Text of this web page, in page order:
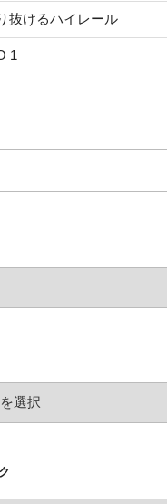
抜けるハイレール
1